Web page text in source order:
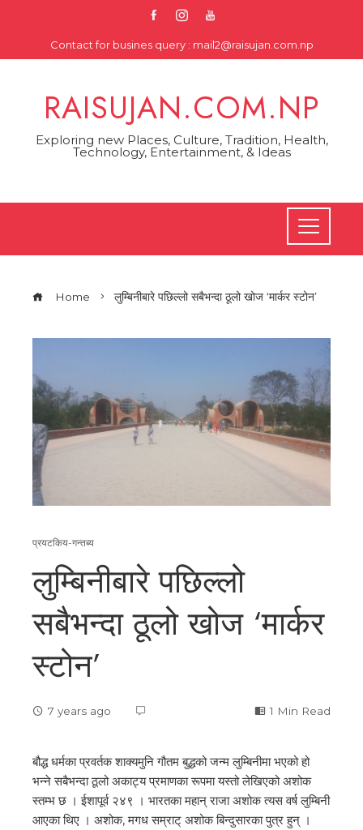
Contact for busines query : mail2@raisujan.com.np
RAISUJAN.COM.NP
Exploring new Places, Culture, Tradition, Health,
Technology, Entertainment, & Ideas
Home लुम्बिनीबारे पछिल्लो सबैभन्दा ठूलो खोज ‘मार्कर स्टोन’
प्रयटकिय-गन्तब्य
लुम्बिनीबारे पछिल्लो
सबैभन्दा ठूलो खोज ‘मार्कर
स्टोन’
7 years ago 1 Min Read
बौद्ध धर्मका प्रवर्तक शाक्यमुनि गौतम बुद्धको जन्म लुम्बिनीमा भएको हो
भन्ने सबैभन्दा ठूलो अकाट्य प्रमाणका रूपमा यस्तो लेखिएको अशोक
स्तम्भ छ । ईशापूर्व २४९ । भारतका महान् राजा अशोक त्यस वर्ष लुम्बिनी
आएका थिए । अशोक, मगध सम्राट् अशोक बिन्दुसारका पुत्र हुन् ।